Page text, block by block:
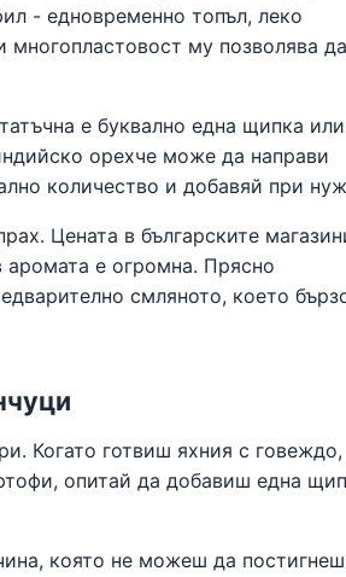
- едновременно топъл, леко
многопластовост му позволява
е буквално една щипка
орехче може да направи
количество и добавяй при
Цената в българските
аромата е огромна. Прясно
смляното, което
Когато готвиш яхния с говеждо,
опитай да добавиш една
която не можеш да